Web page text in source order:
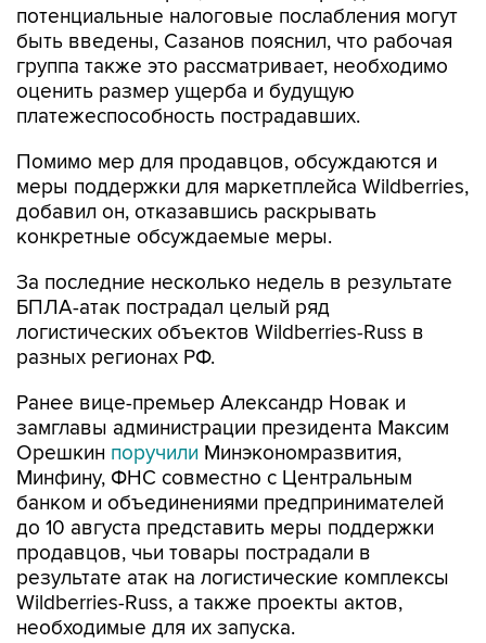
потенциальные налоговые послабления могут
быть введены, Сазанов пояснил, что рабочая
группа также это рассматривает, необходимо
оценить размер ущерба и будущую
платежеспособность пострадавших.
Помимо мер для продавцов, обсуждаются и
меры поддержки для маркетплейса Wildberries,
добавил он, отказавшись раскрывать
конкретные обсуждаемые меры.
За последние несколько недель в результате
БПЛА-атак пострадал целый ряд
логистических объектов Wildberries-Russ в
разных регионах РФ.
Ранее вице-премьер Александр Новак и
замглавы администрации президента Максим
Орешкин поручили Минэкономразвития,
Минфину, ФНС совместно с Центральным
банком и объединениями предпринимателей
до 10 августа представить меры поддержки
продавцов, чьи товары пострадали в
результате атак на логистические комплексы
Wildberries-Russ, а также проекты актов,
необходимые для их запуска.